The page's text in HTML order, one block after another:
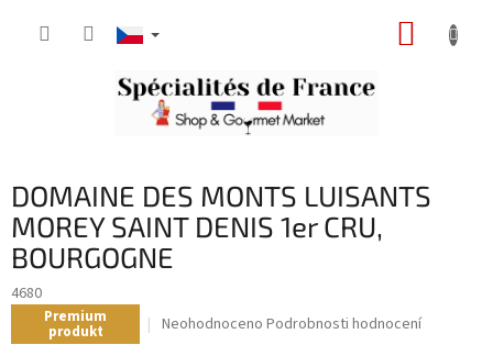
DOMAINE DES MONTS LUISANTS
MOREY SAINT DENIS 1er CRU,
BOURGOGNE
4680
Premium
produkt
Průměrné
Neohodnoceno Podrobnosti hodnocení